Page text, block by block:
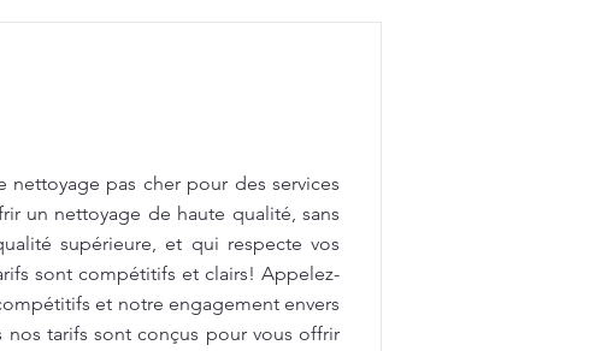
nettoyage pas cher pour des services
un nettoyage de haute qualité, sans
supérieure, et qui respecte vos
sont compétitifs et clairs! Appelez-
et notre engagement envers
tarifs sont conçus pour vous offrir